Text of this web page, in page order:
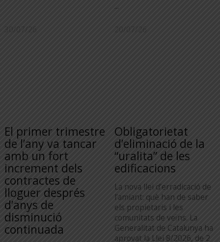
...
30/07/26
El primer trimestre
de l’any va tancar
amb un fort
increment dels
contractes de
lloguer després
d’anys de
disminució
continuada
20/07/26
Obligatorietat
d’eliminació de la
“uralita” de les
edificacions
La nova llei d’erradicació de
l’amiant: què han de saber
els propietaris i les
comunitats de veïns. La
Generalitat de Catalunya ha
aprovat la Llei 8/2026, de 2